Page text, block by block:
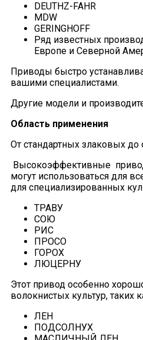
DEUTHZ-FAHR
MDW
GERINGHOFF
Ряд известных
Европе и Северной
Приводы быстро
вашими специалистами.
Другие модели и
Область применения
От стандартных злаковых до
Высокоэффективные
могут использоваться для
для специализированных
ТРАВУ
СОЮ
РИС
ПРОСО
ГОРОХ
ЛЮЦЕРНУ
Этот привод особенно
волокнистых культур, таких
ЛЕН
ПОДСОЛНУХ